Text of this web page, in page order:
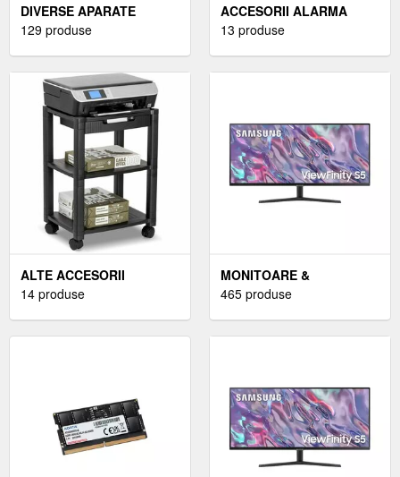
DIVERSE APARATE
129 produse
ACCESORII ALARMA
13 produse
ALTE ACCESORII
IMPRIMANTE
14 produse
MONITOARE &
ACCESORII
465 produse